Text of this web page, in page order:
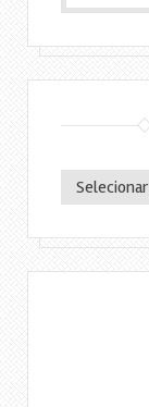
Categorias